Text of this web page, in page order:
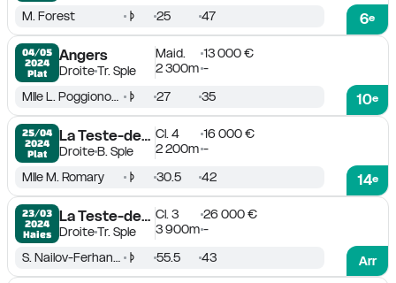
6e
M. Forest 25 47
04/05
2024
Plat
Angers
DroiteTr. Sple
Maid.
13 000 €
2 300m -
10e
Mlle L. Poggionovo 27 35
25/04
2024
Plat
La Teste-de-Buch
DroiteB. Sple
Cl. 4
16 000 €
2 200m -
14e
Mlle M. Romary 30.5 42
23/03
2024
Haies
La Teste-de-Buch
DroiteTr. Sple
Cl. 3
26 000 €
3 900m -
Arr
S. Nailov-Ferhanov 55.5 43